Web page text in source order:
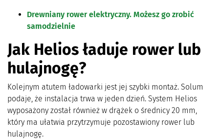
Drewniany rower elektryczny. Możesz go zrobić
samodzielnie
Jak Helios ładuje rower lub
hulajnogę?
Kolejnym atutem ładowarki jest jej szybki montaż. Solum
podaje, że instalacja trwa w jeden dzień. System Helios
wyposażony został również w drążek o średnicy 20 mm,
który ma ułatwia przytrzymuje pozostawiony rower lub
hulajnogę.